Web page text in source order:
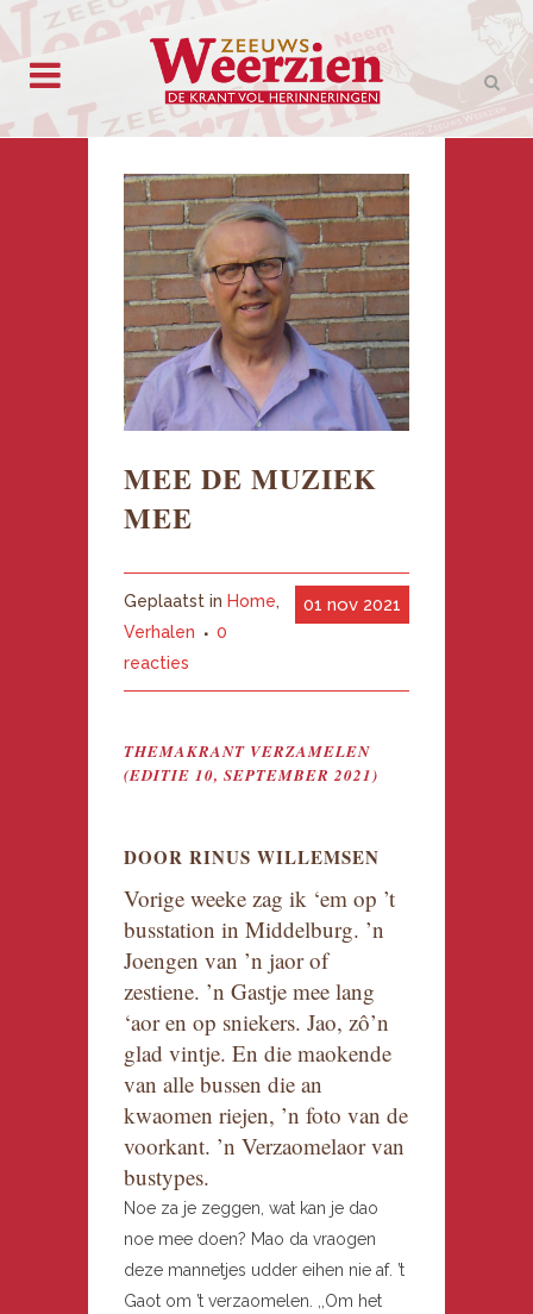
MEE DE MUZIEK
MEE
01 nov 2021
Geplaatst in Home,
Verhalen
0
reacties
THEMAKRANT VERZAMELEN
(EDITIE 10, SEPTEMBER 2021)
DOOR RINUS WILLEMSEN
Vorige weeke zag ik ‘em op ’t
busstation in Middelburg. ’n
Joengen van ’n jaor of
zestiene. ’n Gastje mee lang
‘aor en op sniekers. Jao, zô’n
glad vintje. En die maokende
van alle bussen die an
kwaomen riejen, ’n foto van de
voorkant. ’n Verzaomelaor van
bustypes.
Noe za je zeggen, wat kan je dao
noe mee doen? Mao da vraogen
deze mannetjes udder eihen nie af. ’t
Gaot om ’t verzaomelen. ,,Om het